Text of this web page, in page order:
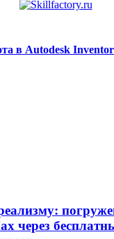
в Autodesk
через